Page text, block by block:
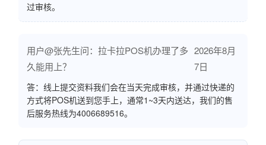
过审核。
用户@张先生问：拉卡拉POS机办理了多
久能用上？
2026年8月
7日
答：线上提交资料我们会在当天完成审核，并通过快递的
方式将POS机送到您手上，通常1~3天内送达，我们的售
后服务热线为4006689516。